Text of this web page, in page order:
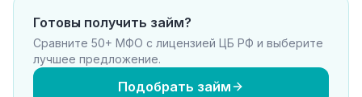
Готовы получить займ?
Сравните 50+ МФО с лицензией ЦБ РФ и выберите
лучшее предложение.
Подобрать займ